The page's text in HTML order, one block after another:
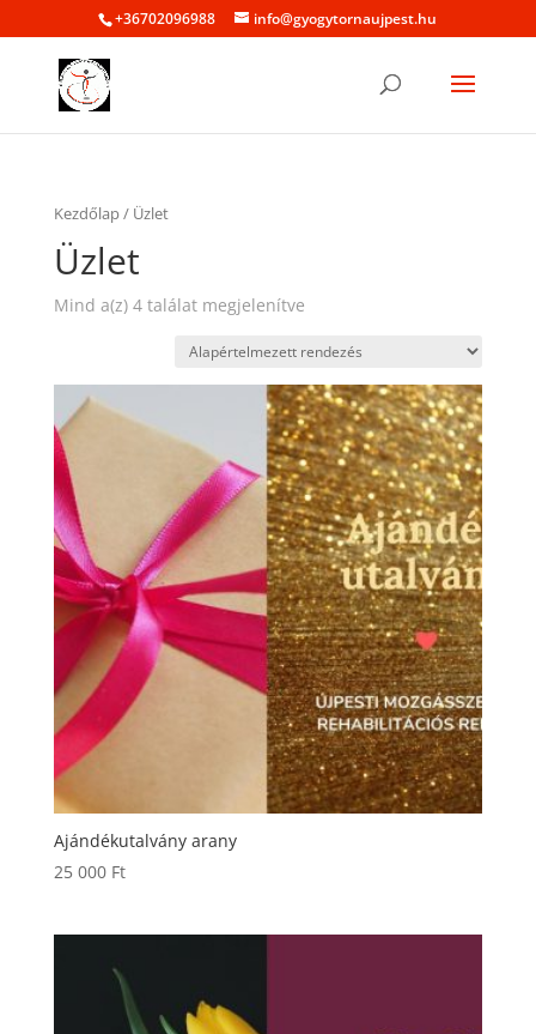
+36702096988 info@gyogytornaujpest.hu
Kezdőlap/ Üzlet
Üzlet
Mind a(z) 4 találat megjelenítve
Ajándékutalvány arany
25 000 Ft